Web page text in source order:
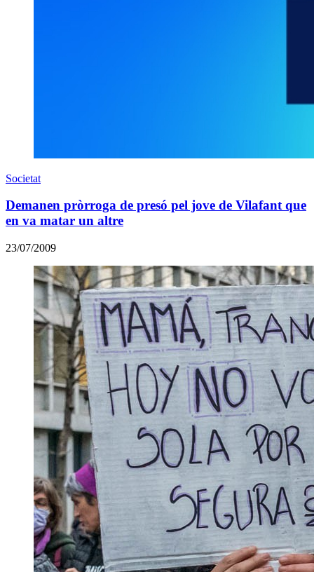
Societat
Demanen pròrroga de presó pel jove de Vilafant que
en va matar un altre
23/07/2009